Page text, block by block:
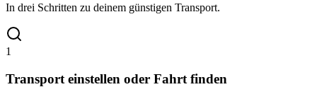
In drei Schritten zu deinem günstigen Transport.
1
Transport einstellen oder Fahrt finden